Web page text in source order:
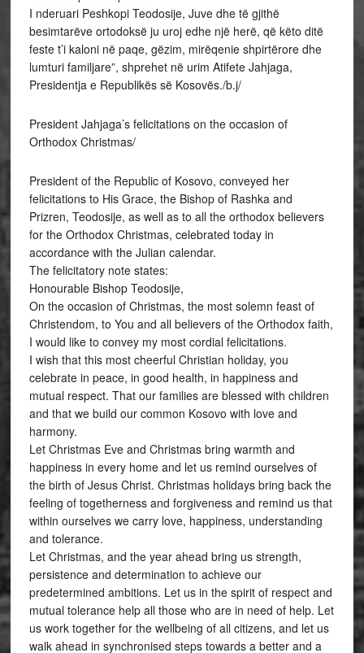
I nderuari Peshkopi Teodosije, Juve dhe të gjithë
besimtarëve ortodoksë ju uroj edhe një herë, që këto ditë
feste t’i kaloni në paqe, gëzim, mirëqenie shpirtërore dhe
lumturi familjare”, shprehet në urim Atifete Jahjaga,
Presidentja e Republikës së Kosovës./b.j/
President Jahjaga’s felicitations on the occasion of
Orthodox Christmas/
President of the Republic of Kosovo, conveyed her
felicitations to His Grace, the Bishop of Rashka and
Prizren, Teodosije, as well as to all the orthodox believers
for the Orthodox Christmas, celebrated today in
accordance with the Julian calendar.
The felicitatory note states:
Honourable Bishop Teodosije,
On the occasion of Christmas, the most solemn feast of
Christendom, to You and all believers of the Orthodox faith,
I would like to convey my most cordial felicitations.
I wish that this most cheerful Christian holiday, you
celebrate in peace, in good health, in happiness and
mutual respect. That our families are blessed with children
and that we build our common Kosovo with love and
harmony.
Let Christmas Eve and Christmas bring warmth and
happiness in every home and let us remind ourselves of
the birth of Jesus Christ. Christmas holidays bring back the
feeling of togetherness and forgiveness and remind us that
within ourselves we carry love, happiness, understanding
and tolerance.
Let Christmas, and the year ahead bring us strength,
persistence and determination to achieve our
predetermined ambitions. Let us in the spirit of respect and
mutual tolerance help all those who are in need of help. Let
us work together for the wellbeing of all citizens, and let us
walk ahead in synchronised steps towards a better and a